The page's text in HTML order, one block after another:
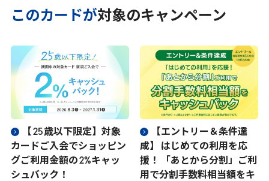
このカードが対象のキャンペーン
【 25歳以下限定】対象
カードご入会でショッピン
グご利用金額の2%キャッ
シュバック！
【エントリー＆条件達
成】 はじめての利用を応
援！ 「あとから分割」ご利
用で分割手数料相当額をキ